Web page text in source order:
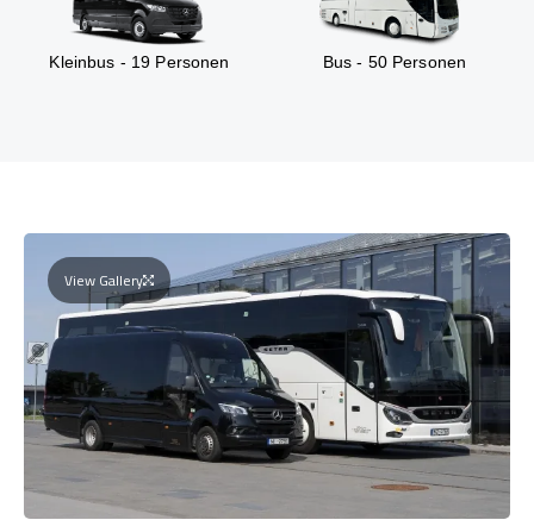
Kleinbus - 19 Personen Bus - 50 Personen
View Gallery